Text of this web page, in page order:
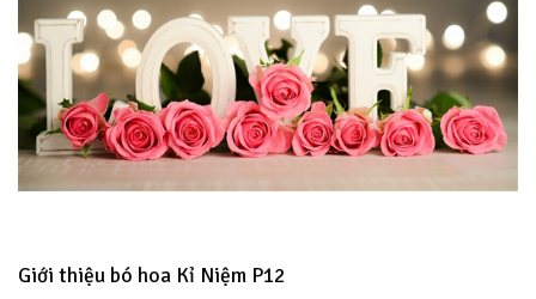
Giới thiệu bó hoa Kỉ Niệm P12